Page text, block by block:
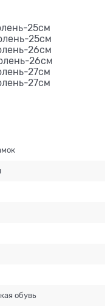
25см
25см
26см
26см
27см
27см
обувь